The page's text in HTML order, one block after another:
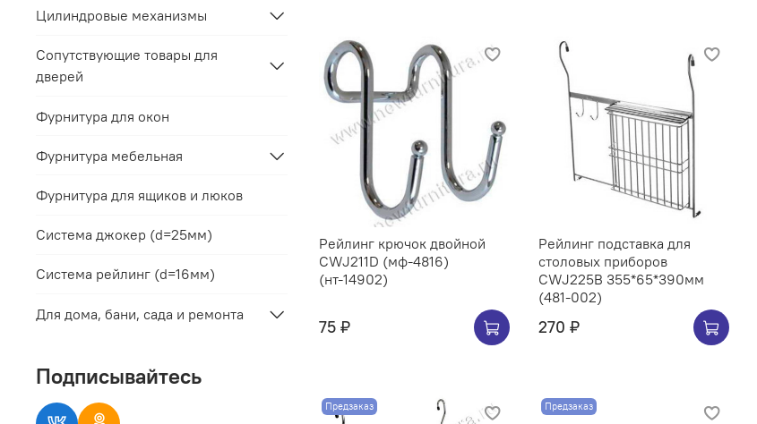
Рейлинг крючок двойной
CWJ211D (мф-4816)
(нт-14902)
75 ₽
Рейлинг подставка для
столовых приборов
CWJ225B 355*65*390мм
(481-002)
270 ₽
Предзаказ Предзаказ
Цилиндровые механизмы
Сопутствующие товары для
дверей
Фурнитура для окон
Фурнитура мебельная
Фурнитура для ящиков и люков
Система джокер (d=25мм)
Система рейлинг (d=16мм)
Для дома, бани, сада и ремонта
Подписывайтесь